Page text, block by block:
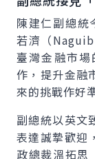
陳建仁副總統
若濟（
臺灣金融市
作，提升金融
來的挑戰作好
副總統以英文
表達誠摯歡迎
政總裁溫拓思